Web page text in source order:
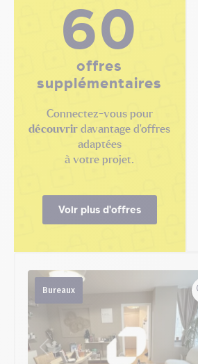
60
offres
supplémentaires
Connectez-vous pour
découvrir davantage d'offres
adaptées
à votre projet.
Voir plus d'offres
Bureaux